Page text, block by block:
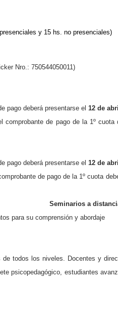
y 15 hs. no presenciales)
Nro.: 750544050011)
pago deberá presentarse el 12 de abril
comprobante de pago de la 1ºcuota
pago deberá presentarse el 12 de
de pago de la 1º cuota
Seminarios a
para su comprensión y abordaje
de todos los niveles. Docentes y
psicopedagógico, estudiantes